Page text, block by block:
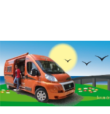
Fourgon-
Forum de conseils et
aménagés, vans et de